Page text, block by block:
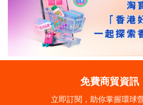
免費商貿資訊
立即訂閱，助你掌握環球